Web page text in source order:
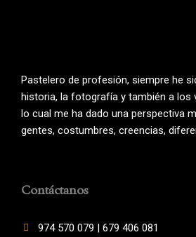
Pastelero de profesión, siempre he
historia, la fotografía y también a los
lo cual me ha dado una perspectiva
gentes, costumbres, creencias,
Contáctanos
974 570 079 | 679 406 081